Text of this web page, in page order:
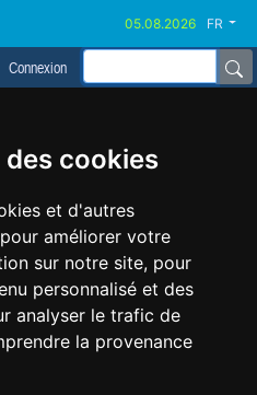
cookies
et d'autres
améliorer votre
sur notre site, pour
personnalisé et des
analyser le trafic de
la provenance
FR
Connexion